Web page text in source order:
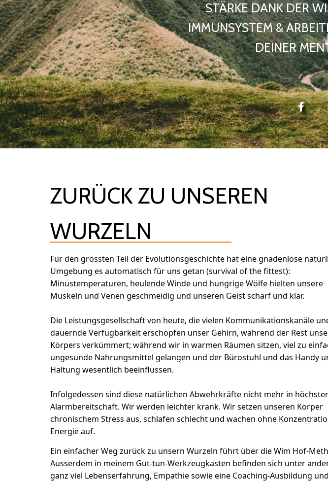
STÄRKE DANK DER
IMMUNSYSTEM &
DEINER
ZURÜCK ZU UNSEREN
WURZELN
Für den grössten Teil der Evolutionsgeschichte hat eine gnadenlose
Umgebung es automatisch für uns getan (survival of the fittest):
Minustemperaturen, heulende Winde und hungrige Wölfe hielten unsere
Muskeln und Venen geschmeidig und unseren Geist scharf und klar.
Die Leistungsgesellschaft von heute, die vielen Kommunikationskanäle
dauernde Verfügbarkeit erschöpfen unser Gehirn, während der Rest
Körpers verkümmert; während wir in warmen Räumen sitzen, viel zu
ungesunde Nahrungsmittel gelangen und der Bürostuhl und das Handy
Haltung wesentlich beeinflussen.
Infolgedessen sind diese natürlichen Abwehrkräfte nicht mehr in höchster
Alarmbereitschaft. Wir werden leichter krank. Wir setzen unseren Körper
chronischem Stress aus, schlafen schlecht und wachen ohne
Energie auf.
Ein einfacher Weg zurück zu unsern Wurzeln führt über die Wim Hof-
Ausserdem in meinem Gut-tun-Werkzeugkasten befinden sich unter
ganz viel Lebenserfahrung, Empathie sowie eine Coaching-Ausbildung